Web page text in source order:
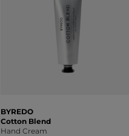
BYREDO
Cotton Blend
Hand Cream